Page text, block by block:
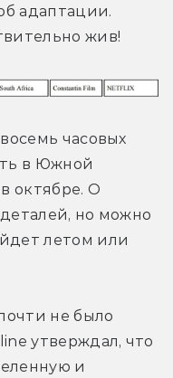
адаптации.
жив!
часовых
в Южной
октябре. О
но можно
летом или
не было
утверждал, что
и